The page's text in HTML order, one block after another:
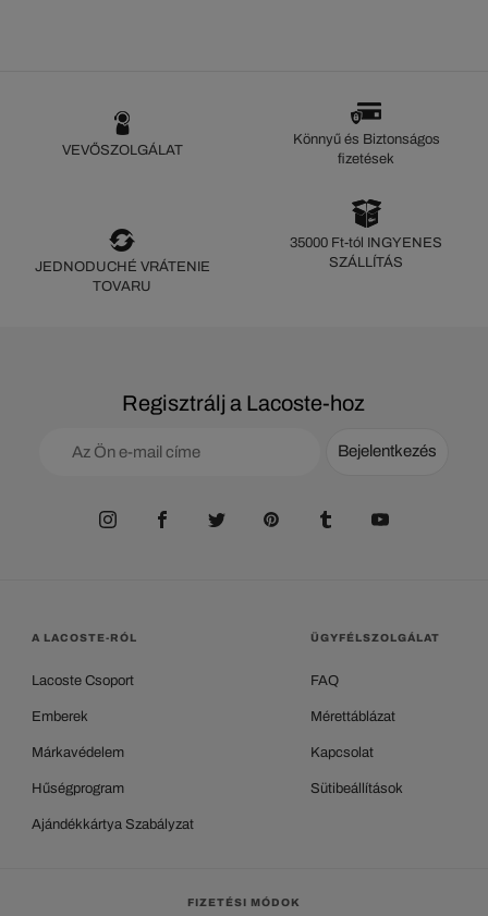
VEVŐSZOLGÁLAT
Könnyű és Biztonságos
fizetések
JEDNODUCHÉ VRÁTENIE
TOVARU
35000 Ft-tól INGYENES
SZÁLLÍTÁS
Regisztrálj a Lacoste-hoz
Bejelentkezés
A LACOSTE-RÓL
Lacoste Csoport
Emberek
Márkavédelem
Hűségprogram
Ajándékkártya Szabályzat
ÜGYFÉLSZOLGÁLAT
FAQ
Mérettáblázat
Kapcsolat
Sütibeállítások
FIZETÉSI MÓDOK